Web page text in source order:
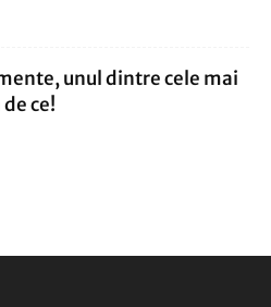
unul dintre cele mai
ce!